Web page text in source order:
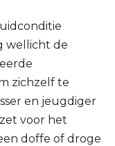
wellicht de
zichzelf te
en jeugdiger
voor het
doffe of droge